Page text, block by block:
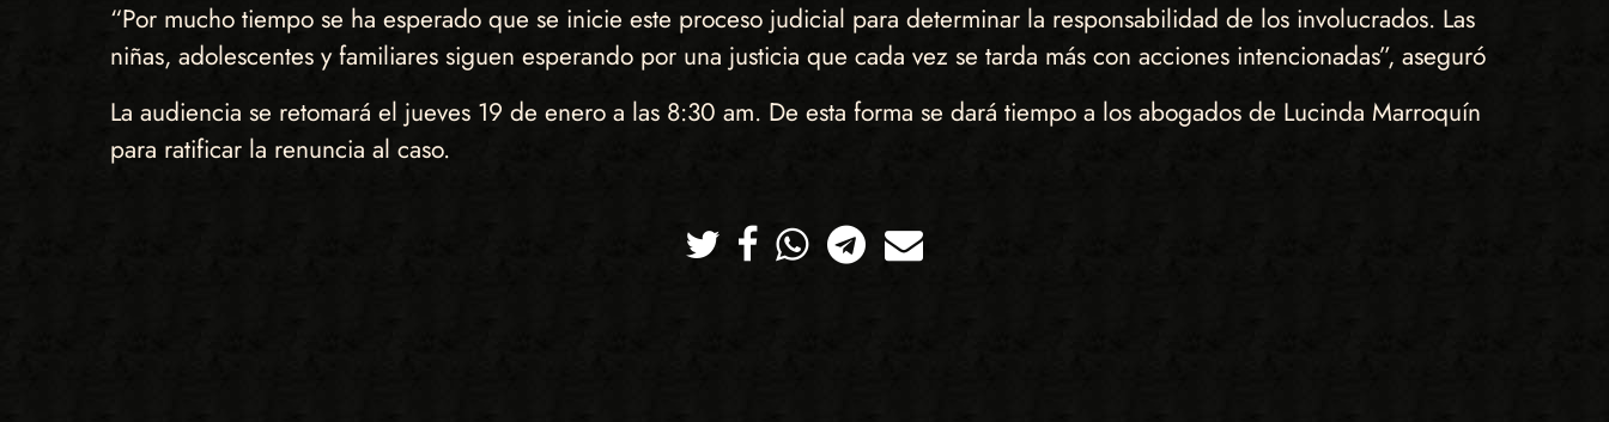
“Por mucho tiempo se ha esperado que se inicie este proceso judicial para determinar la responsabilidad de los involucrados. Las
niñas, adolescentes y familiares siguen esperando por una justicia que cada vez se tarda más con acciones intencionadas”, aseguró
La audiencia se retomará el jueves 19 de enero a las 8:30 am. De esta forma se dará tiempo a los abogados de Lucinda Marroquín
para ratificar la renuncia al caso.
TwitterFacebookWhatsappTelegramCorreo